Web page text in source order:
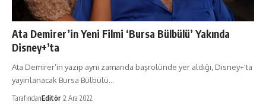
Ata Demirer’in Yeni Filmi ‘Bursa Bülbülü’ Yakında
Disney+’ta
Ata Demirer’in yazıp aynı zamanda başrolünde yer aldığı, Disney+'ta
yayınlanacak Bursa Bülbülü…
TarafındanEditör 2 Ara 2022